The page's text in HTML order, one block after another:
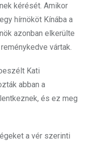
kérését. Amikor
hírnököt Kínába a
azonban elkerülte
vártak.
Kati
abban a
és ez meg
a vér szerinti